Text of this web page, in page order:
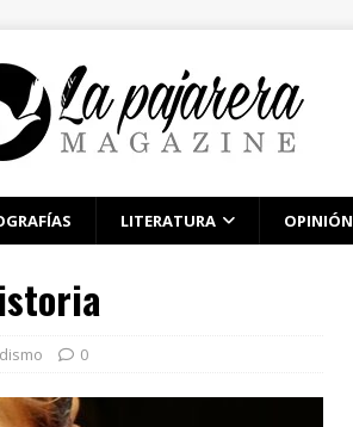
LITERATURA OPINIÓN
0